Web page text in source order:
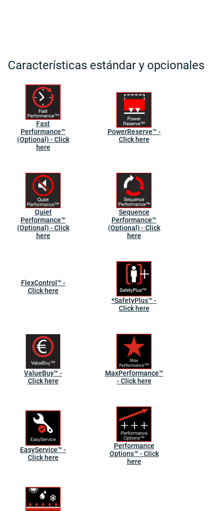
Características estándar y opcionales
Fast
Performance™
(Optional) - Click
here
PowerReserve™ -
Click here
Quiet
Performance™
(Optional) - Click
here
Sequence
Performance™
(Optional) - Click
here
FlexControl™ -
Click here
*SafetyPlus™ -
Click here
ValueBuy™ -
Click here
MaxPerformance™
- Click here
EasyService™ -
Click here
Performance
Options™ - Click
here